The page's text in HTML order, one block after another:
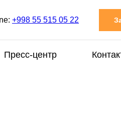
+998 55 515 05 22
Пресс-центр